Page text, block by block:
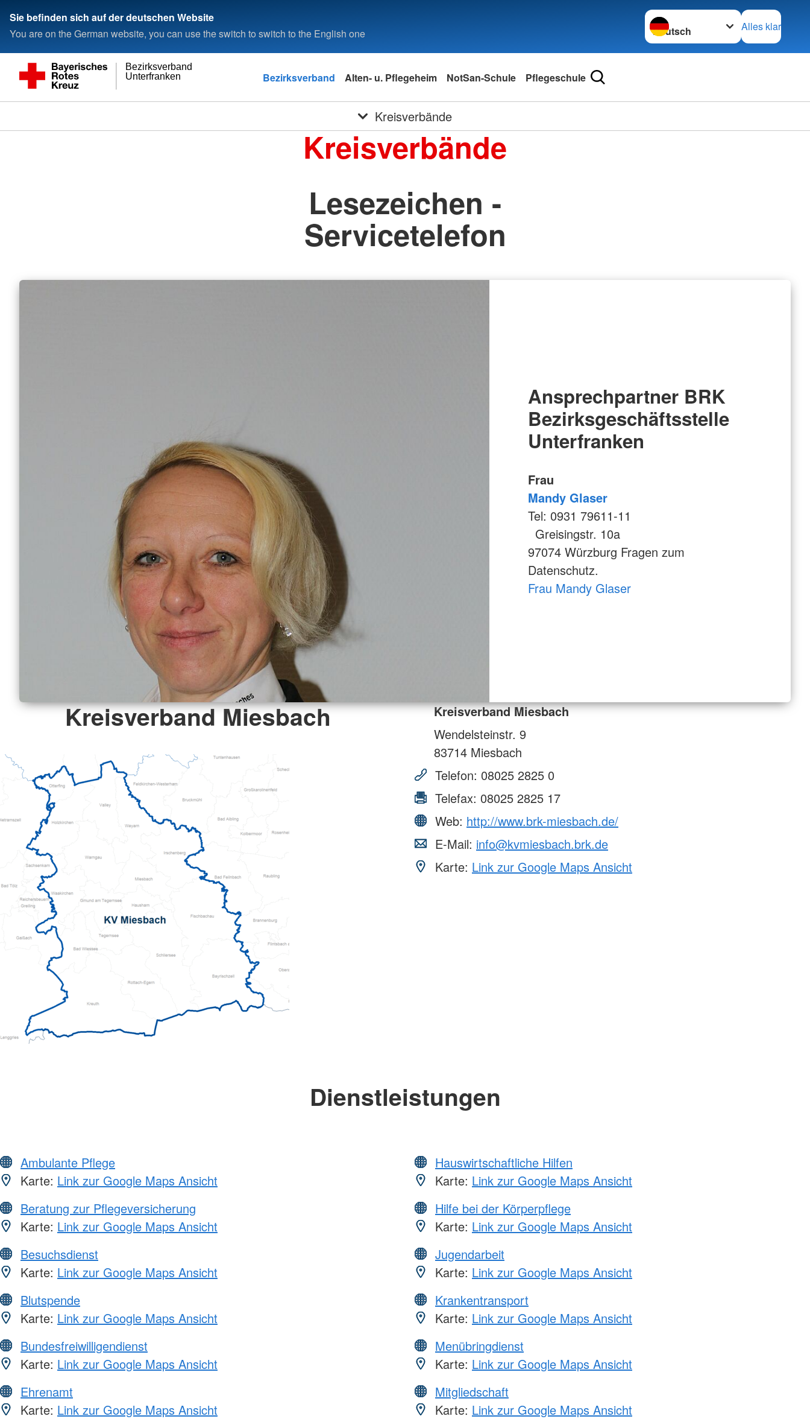
Sie befinden sich auf der deutschen Website
You are on the German website, you can use the switch to switch to the English one
Sprache wechseln zu
Alles klar
Unterfranken
Bezirksverband
Bezirksverband Alten- u. Pflegeheim NotSan-Schule Pflegeschule
Kreisverbände
Kreisverbände
Lesezeichen -
Servicetelefon
Ansprechpartner BRK
Bezirksgeschäftsstelle
Unterfranken
Frau
Mandy Glaser
Tel: 0931 79611-11
Greisingstr. 10a
97074 Würzburg Fragen zum
Datenschutz.
Frau Mandy Glaser
Kreisverband Miesbach
Kreisverband Miesbach
Wendelsteinstr. 9
83714 Miesbach
Telefon: 08025 2825 0
Telefax: 08025 2825 17
Web: http://www.brk-miesbach.de/
E-Mail: info@kvmiesbach.brk.de
Karte: Link zur Google Maps Ansicht
Dienstleistungen
Ambulante Pflege
Karte: Link zur Google Maps Ansicht
Beratung zur Pflegeversicherung
Karte: Link zur Google Maps Ansicht
Besuchsdienst
Karte: Link zur Google Maps Ansicht
Blutspende
Karte: Link zur Google Maps Ansicht
Bundesfreiwilligendienst
Karte: Link zur Google Maps Ansicht
Ehrenamt
Karte: Link zur Google Maps Ansicht
Hauswirtschaftliche Hilfen
Karte: Link zur Google Maps Ansicht
Hilfe bei der Körperpflege
Karte: Link zur Google Maps Ansicht
Jugendarbeit
Karte: Link zur Google Maps Ansicht
Krankentransport
Karte: Link zur Google Maps Ansicht
Menübringdienst
Karte: Link zur Google Maps Ansicht
Mitgliedschaft
Karte: Link zur Google Maps Ansicht